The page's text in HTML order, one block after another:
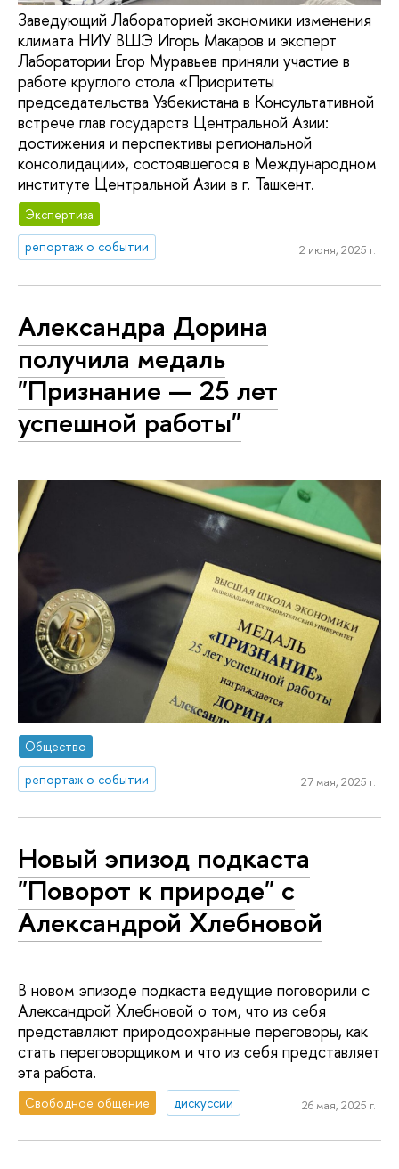
Заведующий Лабораторией экономики изменения
климата НИУ ВШЭ Игорь Макаров и эксперт
Лаборатории Егор Муравьев приняли участие в
работе круглого стола «Приоритеты
председательства Узбекистана в Консультативной
встрече глав государств Центральной Азии:
достижения и перспективы региональной
консолидации», состоявшегося в Международном
институте Центральной Азии в г. Ташкент.
Экспертиза
репортаж о событии
2 июня, 2025 г.
Александра Дорина
получила медаль
"Признание — 25 лет
успешной работы"
Общество
репортаж о событии
27 мая, 2025 г.
Новый эпизод подкаста
"Поворот к природе" с
Александрой Хлебновой
В новом эпизоде подкаста ведущие поговорили с
Александрой Хлебновой о том, что из себя
представляют природоохранные переговоры, как
стать переговорщиком и что из себя представляет
эта работа.
Свободное общение дискуссии 26 мая, 2025 г.